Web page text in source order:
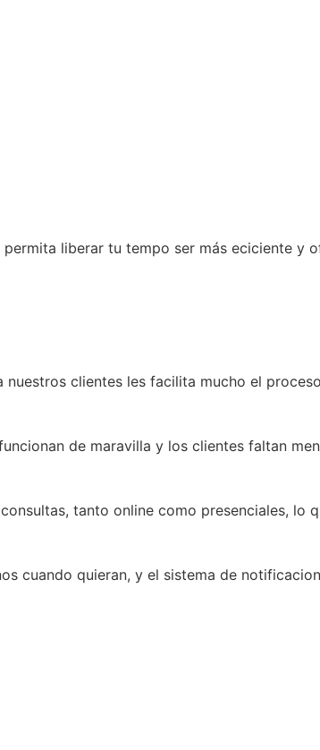
liberar tu tempo ser más eciciente y
clientes les facilita mucho el
de maravilla y los clientes faltan
tanto online como presenciales, lo
cuando quieran, y el sistema de